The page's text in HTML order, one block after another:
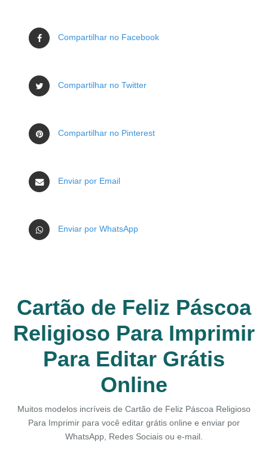
Compartilhar no Facebook
Compartilhar no Twitter
Compartilhar no Pinterest
Enviar por Email
Enviar por WhatsApp
Cartão de Feliz Páscoa
Religioso Para Imprimir
Para Editar Grátis
Online
Muitos modelos incríveis de Cartão de Feliz Páscoa Religioso
Para Imprimir para você editar grátis online e enviar por
WhatsApp, Redes Sociais ou e-mail.